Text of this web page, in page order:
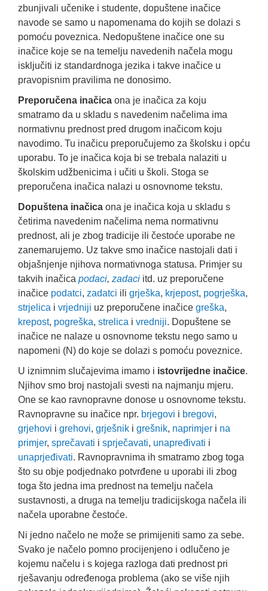
zbunjivali učenike i studente, dopuštene inačice
navode se samo u napomenama do kojih se dolazi s
pomoću poveznica. Nedopuštene inačice one su
inačice koje se na temelju navedenih načela mogu
isključiti iz standardnoga jezika i takve inačice u
pravopisnim pravilima ne donosimo.
Preporučena inačica ona je inačica za koju
smatramo da u skladu s navedenim načelima ima
normativnu prednost pred drugom inačicom koju
navodimo. Tu inačicu preporučujemo za školsku i opću
uporabu. To je inačica koja bi se trebala nalaziti u
školskim udžbenicima i učiti u školi. Stoga se
preporučena inačica nalazi u osnovnome tekstu.
Dopuštena inačica ona je inačica koja u skladu s
četirima navedenim načelima nema normativnu
prednost, ali je zbog tradicije ili čestoće uporabe ne
zanemarujemo. Uz takve smo inačice nastojali dati i
objašnjenje njihova normativnoga statusa. Primjer su
takvih inačica podaci, zadaci itd. uz preporučene
inačice podatci, zadatci ili grješka, krjepost, pogrješka,
strjelica i vrjedniji uz preporučene inačice greška,
krepost, pogreška, strelica i vredniji. Dopuštene se
inačice ne nalaze u osnovnome tekstu nego samo u
napomeni (N) do koje se dolazi s pomoću poveznice.
U iznimnim slučajevima imamo i istovrijedne inačice.
Njihov smo broj nastojali svesti na najmanju mjeru.
One se kao ravnopravne donose u osnovnome tekstu.
Ravnopravne su inačice npr. brjegovi i bregovi,
grjehovi i grehovi, grješnik i grešnik, naprimjer i na
primjer, sprečavati i sprječavati, unapređivati i
unaprjeđivati. Ravnopravnima ih smatramo zbog toga
što su obje podjednako potvrđene u uporabi ili zbog
toga što jedna ima prednost na temelju načela
sustavnosti, a druga na temelju tradicijskoga načela ili
načela uporabne čestoće.
Ni jedno načelo ne može se primijeniti samo za sebe.
Svako je načelo pomno procijenjeno i odlučeno je
kojemu načelu i s kojega razloga dati prednost pri
rješavanju određenoga problema (ako se više njih